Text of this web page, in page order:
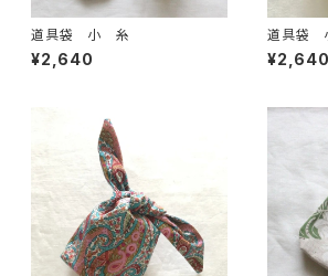
道具袋 小 糸
¥2,640
道具袋
¥2,640